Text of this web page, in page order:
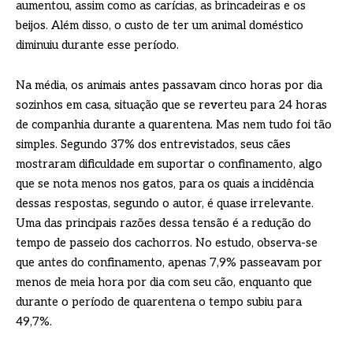
aumentou, assim como as carícias, as brincadeiras e os
beijos. Além disso, o custo de ter um animal doméstico
diminuiu durante esse período.
Na média, os animais antes passavam cinco horas por dia
sozinhos em casa, situação que se reverteu para 24 horas
de companhia durante a quarentena. Mas nem tudo foi tão
simples. Segundo 37% dos entrevistados, seus cães
mostraram dificuldade em suportar o confinamento, algo
que se nota menos nos gatos, para os quais a incidência
dessas respostas, segundo o autor, é quase irrelevante.
Uma das principais razões dessa tensão é a redução do
tempo de passeio dos cachorros. No estudo, observa-se
que antes do confinamento, apenas 7,9% passeavam por
menos de meia hora por dia com seu cão, enquanto que
durante o período de quarentena o tempo subiu para
49,7%.